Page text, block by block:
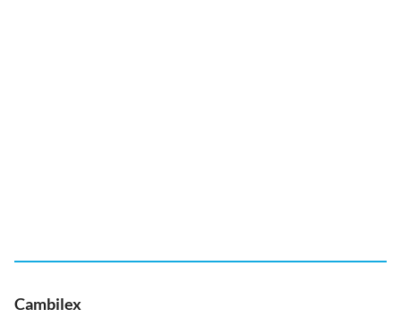
Cambilex